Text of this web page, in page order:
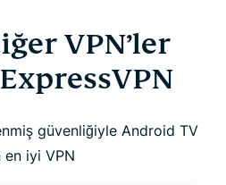
VPN’ler
güvenliğiyle Android TV
en iyi VPN